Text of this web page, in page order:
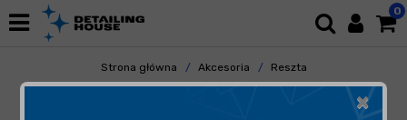
0
Strona główna Akcesoria
Reszta
Odkurzacze/odkurzacze piorące/akcesoria
×